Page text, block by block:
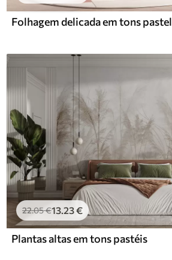
Folhagem delicada em tons pastel
22.05€13.23€
Plantas altas em tons pastéis